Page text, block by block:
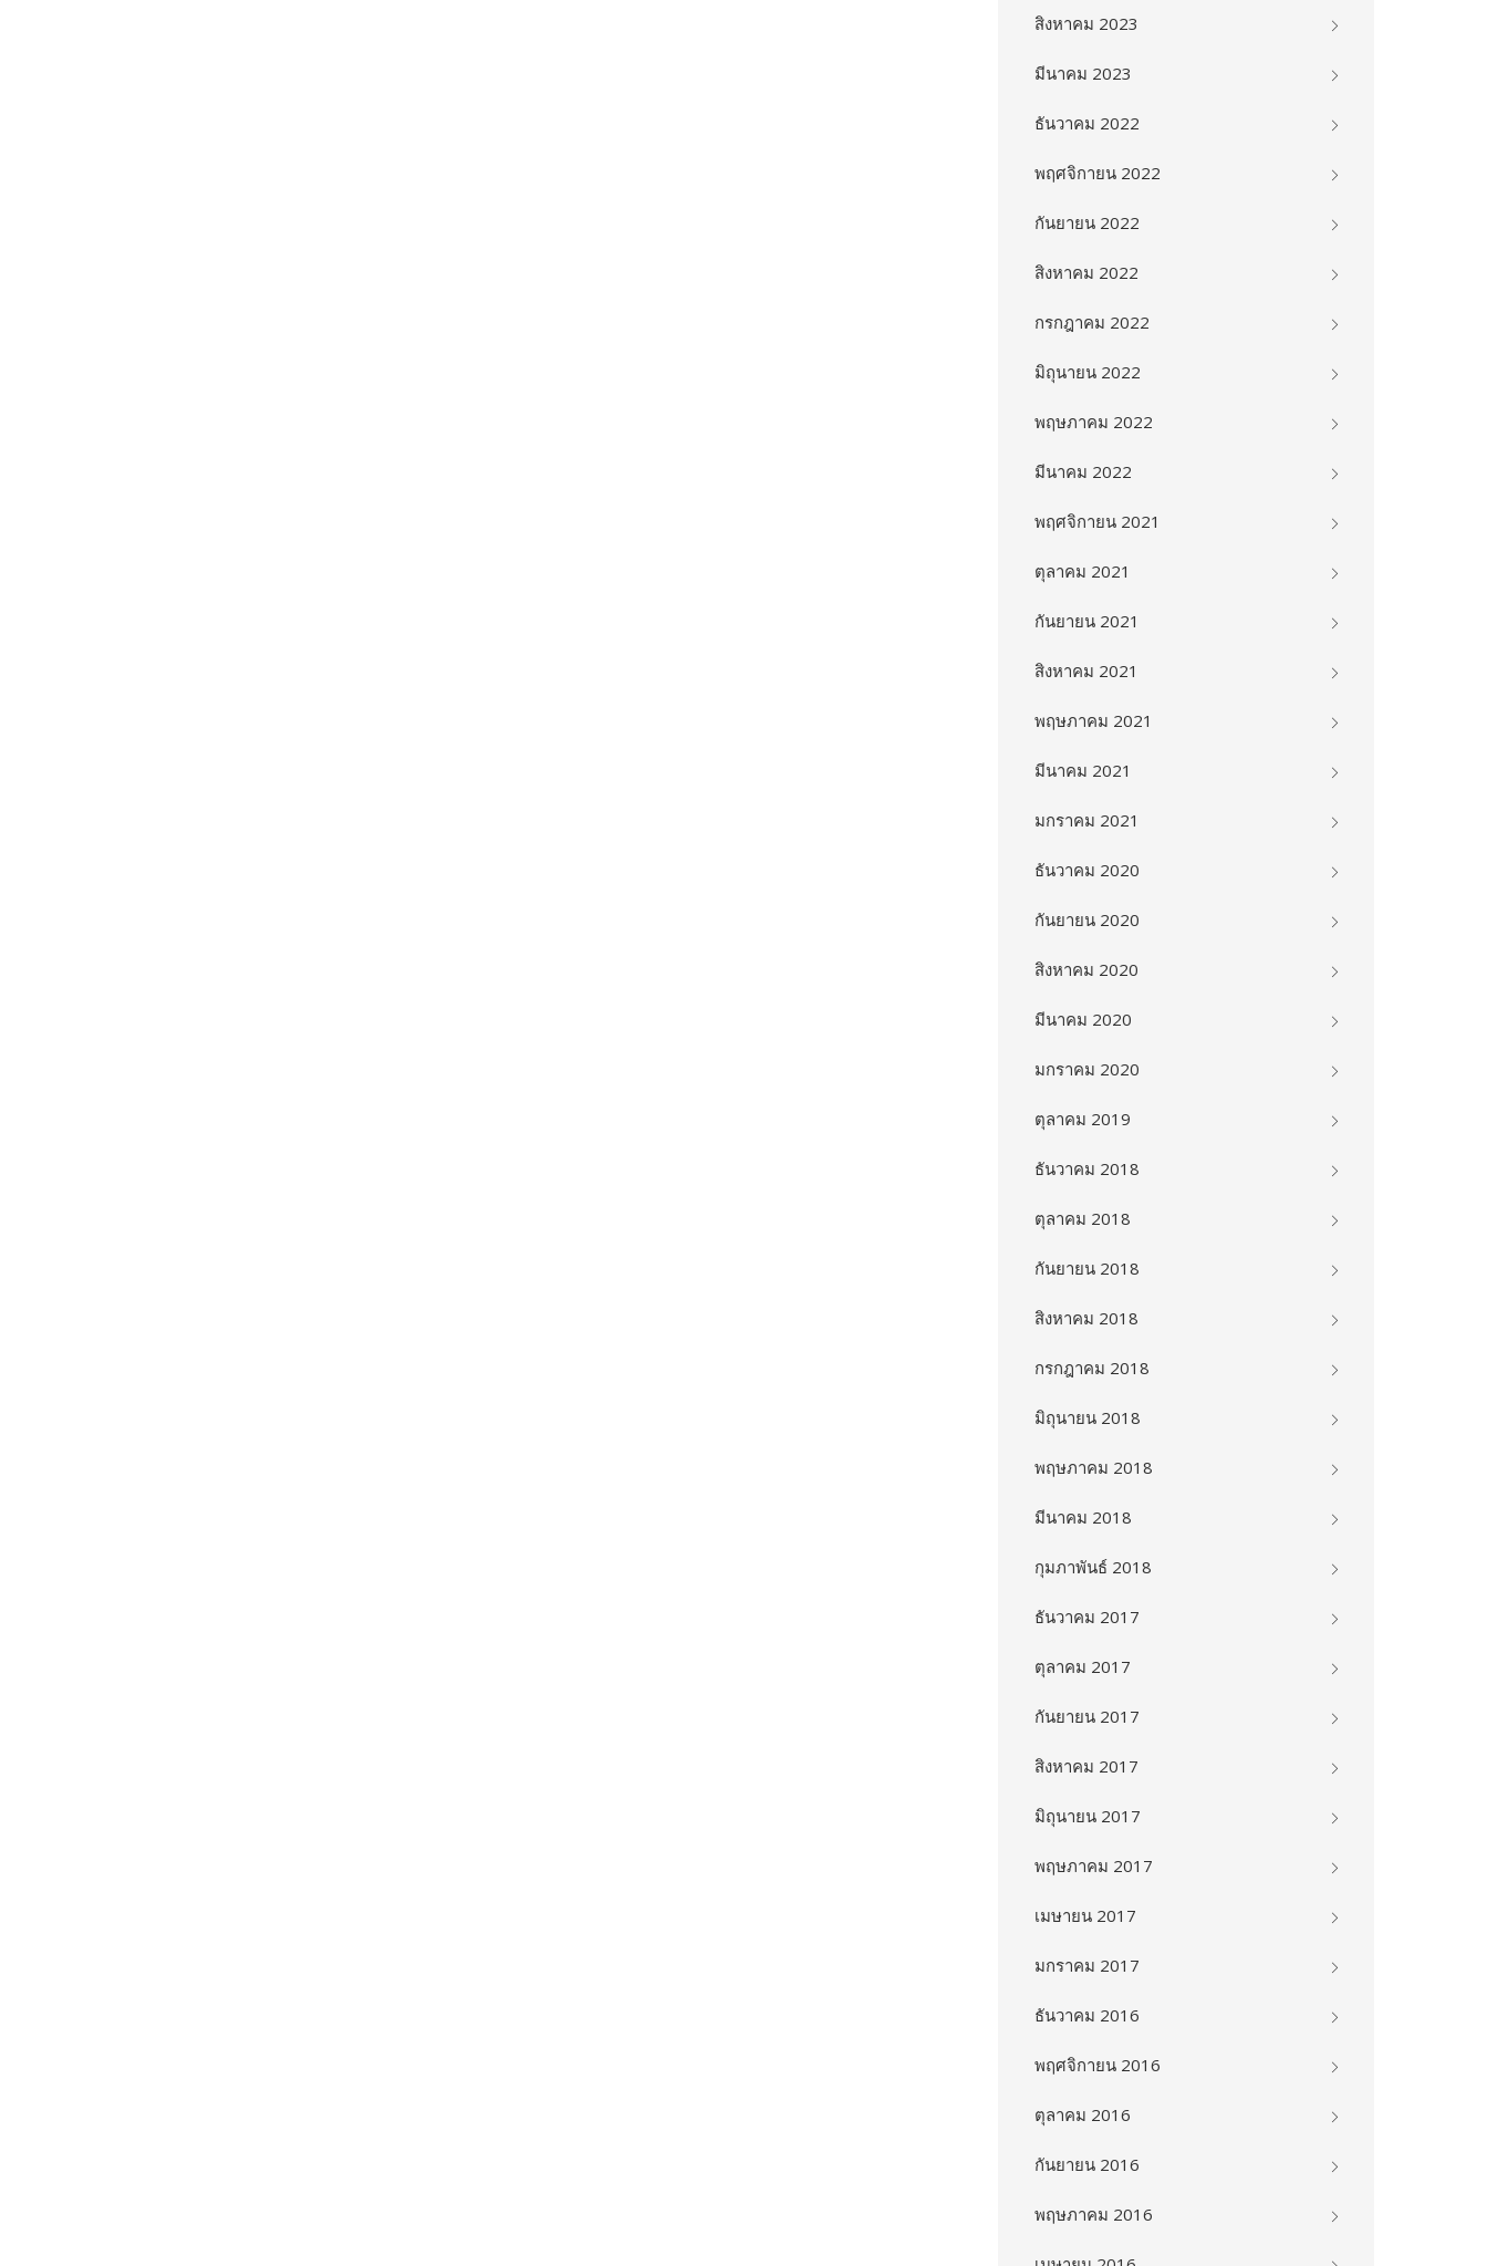
สิงหาคม 2023
มีนาคม 2023
ธันวาคม 2022
พฤศจิกายน 2022
กันยายน 2022
สิงหาคม 2022
กรกฎาคม 2022
มิถุนายน 2022
พฤษภาคม 2022
มีนาคม 2022
พฤศจิกายน 2021
ตุลาคม 2021
กันยายน 2021
สิงหาคม 2021
พฤษภาคม 2021
มีนาคม 2021
มกราคม 2021
ธันวาคม 2020
กันยายน 2020
สิงหาคม 2020
มีนาคม 2020
มกราคม 2020
ตุลาคม 2019
ธันวาคม 2018
ตุลาคม 2018
กันยายน 2018
สิงหาคม 2018
กรกฎาคม 2018
มิถุนายน 2018
พฤษภาคม 2018
มีนาคม 2018
กุมภาพันธ์ 2018
ธันวาคม 2017
ตุลาคม 2017
กันยายน 2017
สิงหาคม 2017
มิถุนายน 2017
พฤษภาคม 2017
เมษายน 2017
มกราคม 2017
ธันวาคม 2016
พฤศจิกายน 2016
ตุลาคม 2016
กันยายน 2016
พฤษภาคม 2016